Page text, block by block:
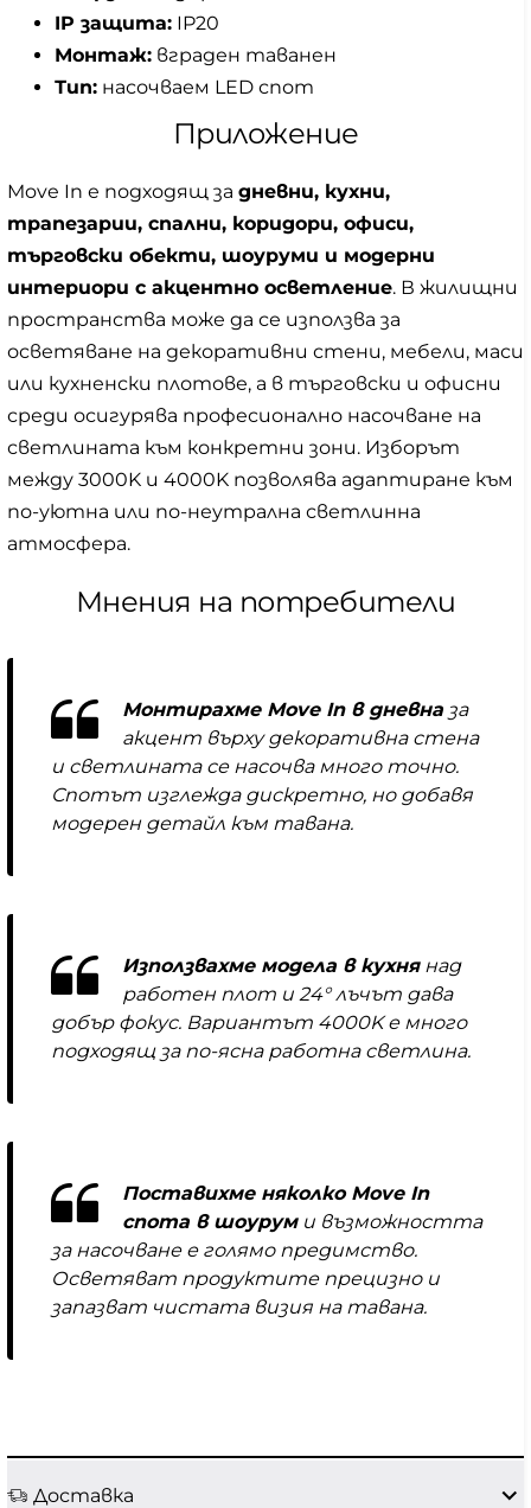
IP защита: IP20
Монтаж: вграден таванен
Тип: насочваем LED спот
Приложение
Move In е подходящ за дневни, кухни,
трапезарии, спални, коридори, офиси,
търговски обекти, шоуруми и модерни
интериори с акцентно осветление. В жилищни
пространства може да се използва за
осветяване на декоративни стени, мебели, маси
или кухненски плотове, а в търговски и офисни
среди осигурява професионално насочване на
светлината към конкретни зони. Изборът
между 3000K и 4000K позволява адаптиране към
по-уютна или по-неутрална светлинна
атмосфера.
Мнения на потребители
Монтирахме Move In в дневна за
акцент върху декоративна стена
и светлината се насочва много точно.
Спотът изглежда дискретно, но добавя
модерен детайл към тавана.
Използвахме модела в кухнянад
работен плот и 24° лъчът дава
добър фокус. Вариантът 4000K е много
подходящ за по-ясна работна светлина.
Поставихме няколко Move In
спота в шоуруми възможността
за насочване е голямо предимство.
Осветяват продуктите прецизно и
запазват чистата визия на тавана.
Доставка